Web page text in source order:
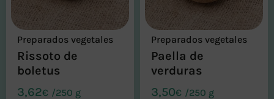
Preparados vegetales
Rissoto de
boletus
3,62€ /250 g
Preparados vegetales
Paella de
verduras
3,50€ /250 g